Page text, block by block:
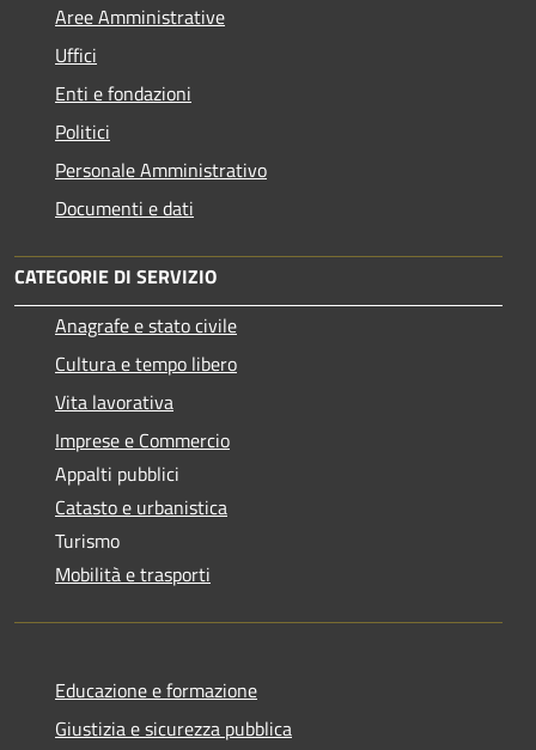
Aree Amministrative
Uffici
Enti e fondazioni
Politici
Personale Amministrativo
Documenti e dati
CATEGORIE DI SERVIZIO
Anagrafe e stato civile
Cultura e tempo libero
Vita lavorativa
Imprese e Commercio
Appalti pubblici
Catasto e urbanistica
Turismo
Mobilità e trasporti
Educazione e formazione
Giustizia e sicurezza pubblica